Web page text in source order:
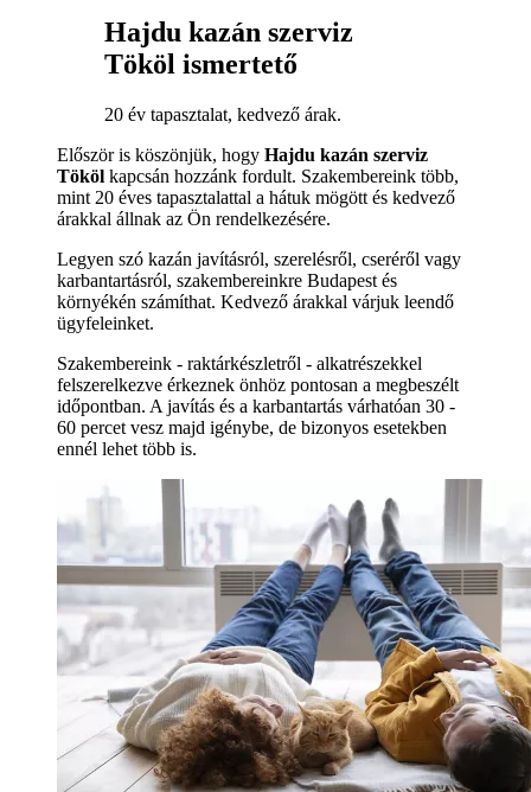
Hajdu kazán szerviz
Tököl ismertető
20 év tapasztalat, kedvező árak.
Először is köszönjük, hogy Hajdu kazán szerviz
Tököl kapcsán hozzánk fordult. Szakembereink több,
mint 20 éves tapasztalattal a hátuk mögött és kedvező
árakkal állnak az Ön rendelkezésére.
Legyen szó kazán javításról, szerelésről, cseréről vagy
karbantartásról, szakembereinkre Budapest és
környékén számíthat. Kedvező árakkal várjuk leendő
ügyfeleinket.
Szakembereink - raktárkészletről - alkatrészekkel
felszerelkezve érkeznek önhöz pontosan a megbeszélt
időpontban. A javítás és a karbantartás várhatóan 30 -
60 percet vesz majd igénybe, de bizonyos esetekben
ennél lehet több is.